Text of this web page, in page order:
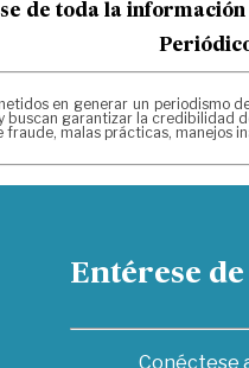
de toda la información
en generar un
garantizar la credibilidad
malas prácticas,
Entérese
Conéctese